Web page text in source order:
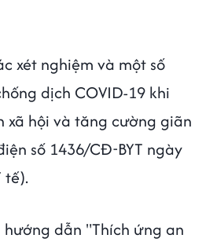
xét nghiệm và một số
dịch COVID-19 khi
xã hội và tăng cường giãn
số 1436/CĐ-BYT ngày
tế).
dẫn "Thích ứng an